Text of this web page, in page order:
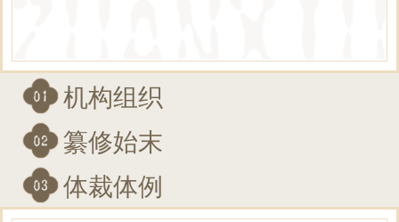
机构组织
纂修始末
体裁体例